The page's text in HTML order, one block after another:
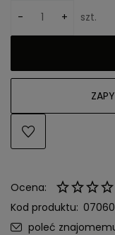
- + szt.
Ocena:
Kod produktu:
poleć